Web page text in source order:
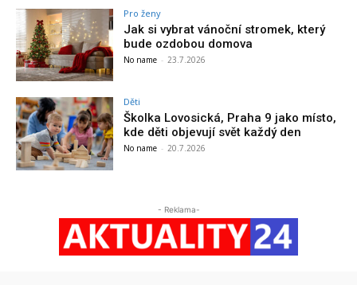
Pro ženy
Jak si vybrat vánoční stromek, který
bude ozdobou domova
No name - 23.7.2026
Děti
Školka Lovosická, Praha 9 jako místo,
kde děti objevují svět každý den
No name - 20.7.2026
- Reklama-